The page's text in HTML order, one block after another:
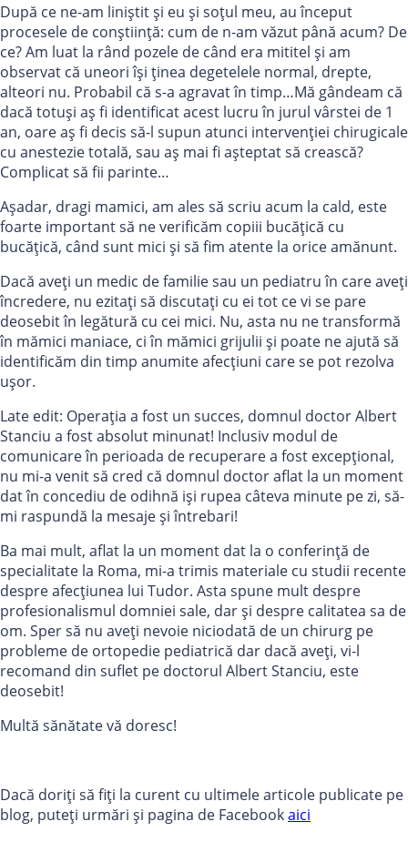
După ce ne-am liniștit și eu și soțul meu, au început
procesele de conștiință: cum de n-am văzut până acum? De
ce? Am luat la rând pozele de când era mititel și am
observat că uneori își ținea degetelele normal, drepte,
alteori nu. Probabil că s-a agravat în timp…Mă gândeam că
dacă totuși aș fi identificat acest lucru în jurul vârstei de 1
an, oare aș fi decis să-l supun atunci intervenției chirugicale
cu anestezie totală, sau aș mai fi așteptat să crească?
Complicat să fii parinte…
Așadar, dragi mamici, am ales să scriu acum la cald, este
foarte important să ne verificăm copiii bucățică cu
bucățică, când sunt mici și să fim atente la orice amănunt.
Dacă aveți un medic de familie sau un pediatru în care aveți
încredere, nu ezitați să discutați cu ei tot ce vi se pare
deosebit în legătură cu cei mici. Nu, asta nu ne transformă
în mămici maniace, ci în mămici grijulii și poate ne ajută să
identificăm din timp anumite afecțiuni care se pot rezolva
ușor.
Late edit: Operația a fost un succes, domnul doctor Albert
Stanciu a fost absolut minunat! Inclusiv modul de
comunicare în perioada de recuperare a fost excepțional,
nu mi-a venit să cred că domnul doctor aflat la un moment
dat în concediu de odihnă iși rupea câteva minute pe zi, să-
mi raspundă la mesaje și întrebari!
Ba mai mult, aflat la un moment dat la o conferință de
specialitate la Roma, mi-a trimis materiale cu studii recente
despre afecțiunea lui Tudor. Asta spune mult despre
profesionalismul domniei sale, dar și despre calitatea sa de
om. Sper să nu aveți nevoie niciodată de un chirurg pe
probleme de ortopedie pediatrică dar dacă aveți, vi-l
recomand din suflet pe doctorul Albert Stanciu, este
deosebit!
Multă sănătate vă doresc!
Dacă doriți să fiți la curent cu ultimele articole publicate pe
blog, puteți urmări și pagina de Facebookaici